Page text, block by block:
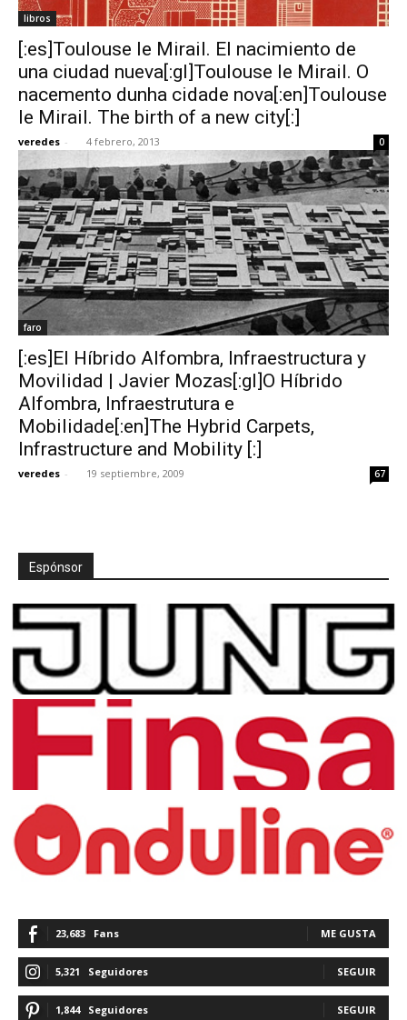
libros
[:es]Toulouse le Mirail. El nacimiento de
una ciudad nueva[:gl]Toulouse le Mirail. O
nacemento dunha cidade nova[:en]Toulouse
le Mirail. The birth of a new city[:]
veredes - 4 febrero, 2013 0
faro
[:es]El Híbrido Alfombra, Infraestructura y
Movilidad | Javier Mozas[:gl]O Híbrido
Alfombra, Infraestrutura e
Mobilidade[:en]The Hybrid Carpets,
Infrastructure and Mobility [:]
veredes - 19 septiembre, 2009 67
Espónsor
23,683 Fans ME GUSTA
5,321 Seguidores SEGUIR
1,844 Seguidores SEGUIR